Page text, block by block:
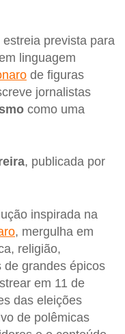
prevista para
linguagem
de figuras
jornalistas
como uma
, publicada por
inspirada na
, mergulha em
religião,
grandes épicos
em 11 de
das eleições
de polêmicas